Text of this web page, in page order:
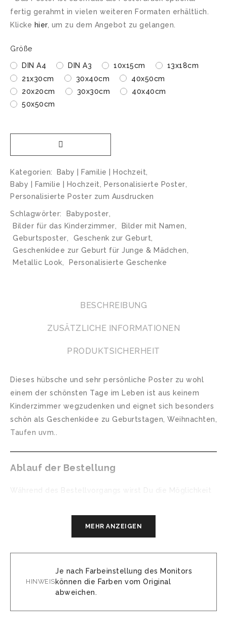
fertig gerahmt in vielen weiteren Formaten erhältlich.
Klicke hier, um zu dem Angebot zu gelangen.
Größe
DIN A4 DIN A3 10x15cm
13x18cm
21x30cm
30x40cm
40x50cm
20x20cm
30x30cm
40x40cm
50x50cm
Kategorien: Baby | Familie | Hochzeit,
Baby | Familie | Hochzeit, Personalisierte Poster,
Personalisierte Poster zum Ausdrucken
Schlagwörter: Babyposter,
Bilder für das Kinderzimmer, Bilder mit Namen,
Geburtsposter, Geschenk zur Geburt,
Geschenkidee zur Geburt für Junge & Mädchen,
Metallic Look, Personalisierte Geschenke
BESCHREIBUNG
ZUSÄTZLICHE INFORMATIONEN
PRODUKTSICHERHEIT
Dieses hübsche und sehr persönliche Poster zu wohl
einem der schönsten Tage im Leben ist aus keinem
Kinderzimmer wegzudenken und eignet sich besonders
schön als Geschenkidee zu Geburtstagen, Weihnachten,
Taufen uvm..
Ablauf der Bestellung
Während des Bestellvorgangs wirst Du die Möglichkeit
benötigten Daten einzugeben:
▪ Geburtsdatum
▪ Geburtsuhrzeit
▪ Geburtsstadt
▪ Geburtsgewicht
MEHR ANZEIGEN
HINWEIS
Je nach Farbeinstellung des Monitors
können die Farben vom Original
abweichen.